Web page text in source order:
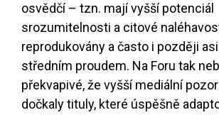
osvědčí – tzn. mají vyšší potenciál
srozumitelnosti a citové
reprodukovány a často i později
středním proudem. Na Foru tak
překvapivé, že vyšší mediální
dočkaly tituly, které úspěšně